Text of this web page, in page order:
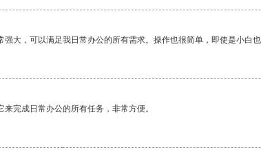
大，可以满足我日常办公的所有需求。操作也很简单，即使是小白也
完成日常办公的所有任务，非常方便。